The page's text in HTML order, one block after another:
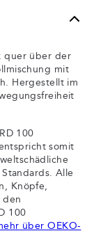
quer über der
mit
Hergestellt im
100
somit
Alle
Knöpfe,
den
100
über OEKO-